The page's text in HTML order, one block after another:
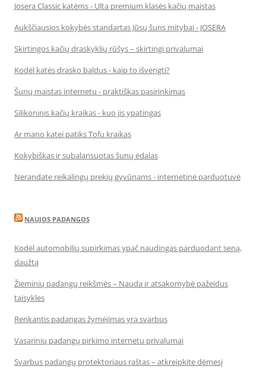
Josera Classic katėms - Ulta premium klasės kačių maistas
Aukščiausios kokybės standartas Jūsų šuns mitybai - JOSERA
Skirtingos kačių draskyklių rūšys – skirtingi privalumai
Kodėl katės drasko baldus - kaip to išvengti?
Šunų maistas internetu - praktiškas pasirinkimas
Silikoninis kačių kraikas - kuo jis ypatingas
Ar mano katei patiks Tofu kraikas
Kokybiškas ir subalansuotas šunų ėdalas
Nerandate reikalingų prekių gyvūnams - internetinė parduotuvė
NAUJOS PADANGOS
Kodėl automobilių supirkimas ypač naudingas parduodant seną,
daužtą
Žieminių padangų reikšmės – Nauda ir atsakomybė pažeidus
taisykles
Renkantis padangas žymėjimas yra svarbus
Vasarinių padangų pirkimo internetu privalumai
Svarbus padangų protektoriaus raštas – atkreipkite dėmesį